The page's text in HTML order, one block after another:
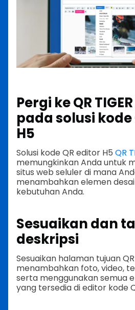
Pergi ke QR
pada solusi kode
H5
Solusi kode QR editor H5 QR
memungkinkan Anda untuk
situs web seluler di mana
menambahkan elemen
kebutuhan Anda.
Sesuaikan dan
deskripsi
Sesuaikan halaman tujuan
menambahkan foto, video,
serta menggunakan semua
yang tersedia di editor kode